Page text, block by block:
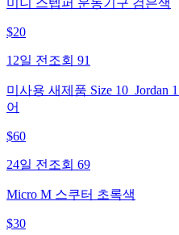
미니 스텝퍼 운동기구 검은색
$20
12일 전 조회 91
미사용 새제품 Size 10_Jordan
어
$60
24일 전 조회 69
Micro M 스쿠터 초록색
$30